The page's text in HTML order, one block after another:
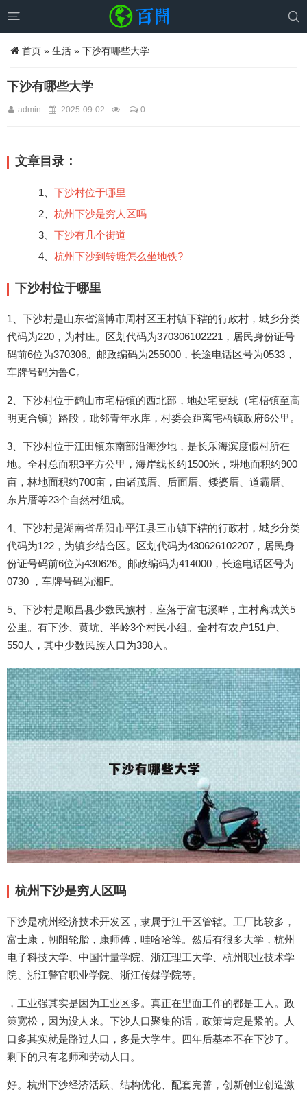
 
首页 » 生活 » 下沙有哪些大学
下沙有哪些大学
admin 2025-09-02 0
文章目录：
1、 下沙村位于哪里
2、 杭州下沙是穷人区吗
3、 下沙有几个街道
4、 杭州下沙到转塘怎么坐地铁?
下沙村位于哪里
1、下沙村是山东省淄博市周村区王村镇下辖的行政村，城乡分类
代码为220，为村庄。区划代码为370306102221，居民身份证号
码前6位为370306。邮政编码为255000，长途电话区号为0533，
车牌号码为鲁C。
2、下沙村位于鹤山市宅梧镇的西北部，地处宅更线（宅梧镇至高
明更合镇）路段，毗邻青年水库，村委会距离宅梧镇政府6公里。
3、下沙村位于江田镇东南部沿海沙地，是长乐海滨度假村所在
地。全村总面积3平方公里，海岸线长约1500米，耕地面积约900
亩，林地面积约700亩，由诸茂厝、后面厝、矮婆厝、道霸厝、
东片厝等23个自然村组成。
4、下沙村是湖南省岳阳市平江县三市镇下辖的行政村，城乡分类
代码为122，为镇乡结合区。区划代码为430626102207，居民身
份证号码前6位为430626。邮政编码为414000，长途电话区号为
0730 ，车牌号码为湘F。
5、下沙村是顺昌县少数民族村，座落于富屯溪畔，主村离城关5
公里。有下沙、黄坑、半岭3个村民小组。全村有农户151户、
550人，其中少数民族人口为398人。
杭州下沙是穷人区吗
下沙是杭州经济技术开发区，隶属于江干区管辖。工厂比较多，
富士康，朝阳轮胎，康师傅，哇哈哈等。然后有很多大学，杭州
电子科技大学、中国计量学院、浙江理工大学、杭州职业技术学
院、浙江警官职业学院、浙江传媒学院等。
，工业强其实是因为工业区多。真正在里面工作的都是工人。政
策宽松，因为没人来。下沙人口聚集的话，政策肯定是紧的。人
口多其实就是路过人口，多是大学生。四年后基本不在下沙了。
剩下的只有老师和劳动人口。
好。杭州下沙经济活跃、结构优化、配套完善，创新创业创造激